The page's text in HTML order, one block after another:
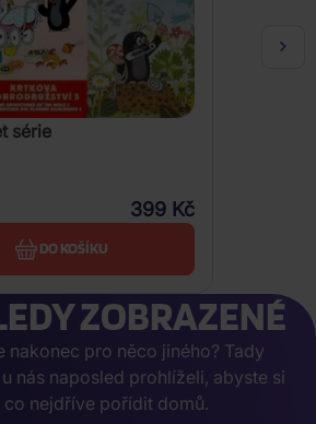
série
399 Kč
DO KOŠÍKU
ZOBRAZENÉ
nakonec pro něco jiného? Tady
nás naposled prohlíželi, abyste si
nejdříve pořídit domů.